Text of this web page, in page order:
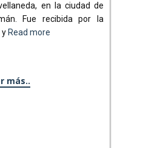
en la ciudad de
Fue recibida por la
y Read more
más..